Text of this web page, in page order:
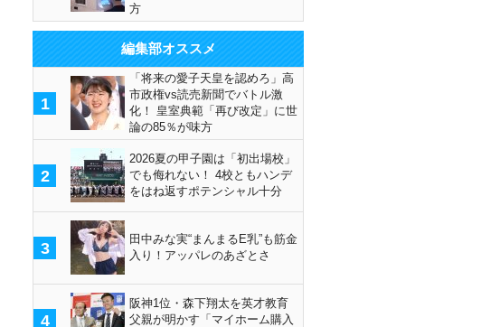
方
編集部オススメ
1
「将来の愛子天皇を認めろ」高
市政権vs読売新聞でバトル激
化！ 皇室典範「再び改定」に世
論の85％が味方
2
2026夏の甲子園は「初出場校」
でも侮れない！ 4校ともハンデ
をはね返すポテンシャル十分
3
田中みな実“まんまるE乳”も筋金
入り！アッパレのあざとさ
4
阪神1位・森下翔太を英才教育
父親が明かす「マイホーム購入